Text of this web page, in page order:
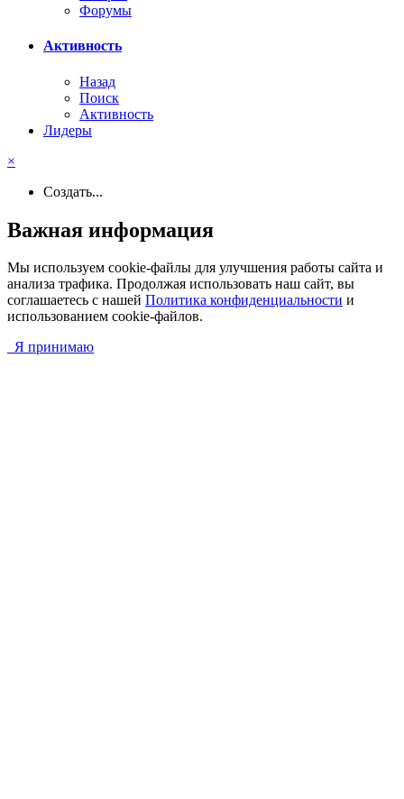
Форумы
Активность
Назад
Поиск
Активность
Лидеры
×
Создать...
Важная информация
Мы используем cookie-файлы для улучшения работы сайта и
анализа трафика. Продолжая использовать наш сайт, вы
соглашаетесь с нашей Политика конфиденциальности и
использованием cookie-файлов.
Я принимаю